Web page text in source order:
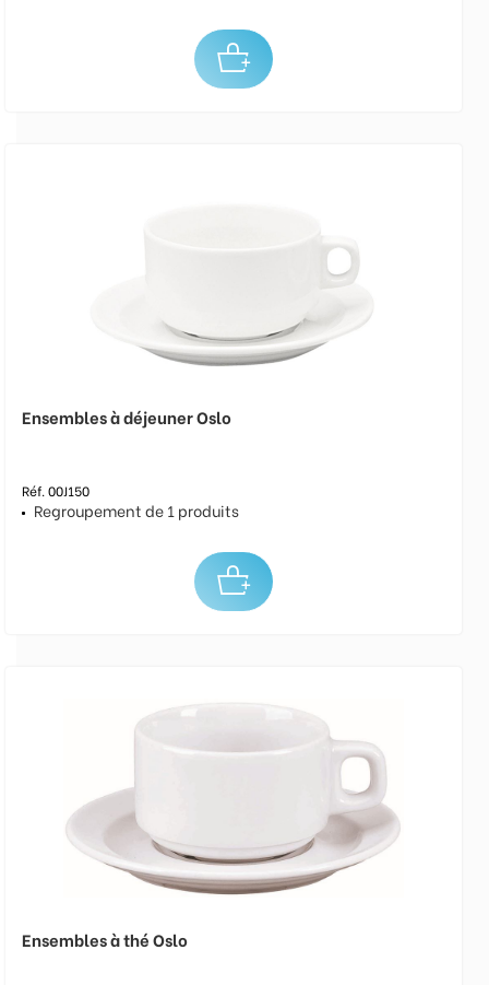
Ensembles à déjeuner Oslo
Réf. 00J150
Regroupement de 1 produits
Ensembles à thé Oslo